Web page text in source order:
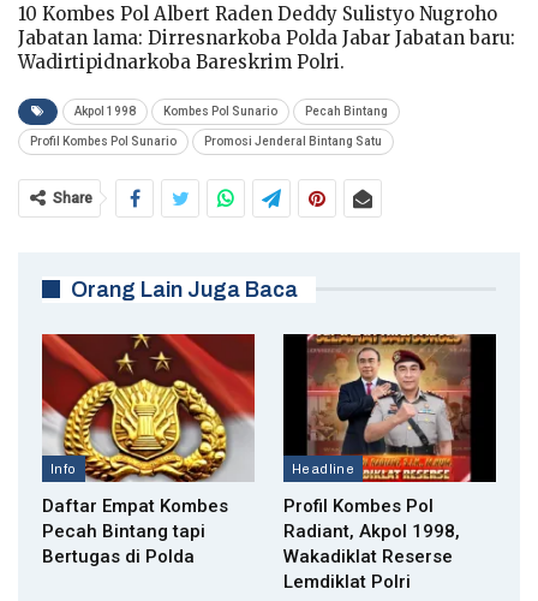
10 Kombes Pol Albert Raden Deddy Sulistyo Nugroho
Jabatan lama: Dirresnarkoba Polda Jabar Jabatan baru:
Wadirtipidnarkoba Bareskrim Polri.
Akpol 1998 Kombes Pol Sunario Pecah Bintang
Profil Kombes Pol Sunario Promosi Jenderal Bintang Satu
Share
Orang Lain Juga Baca
Info
Daftar Empat Kombes
Pecah Bintang tapi
Bertugas di Polda
Headline
Profil Kombes Pol
Radiant, Akpol 1998,
Wakadiklat Reserse
Lemdiklat Polri